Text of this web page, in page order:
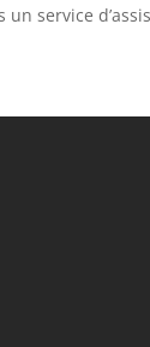
service